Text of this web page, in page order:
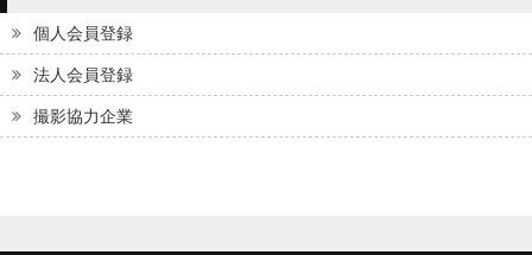
個人会員登録
法人会員登録
撮影協力企業